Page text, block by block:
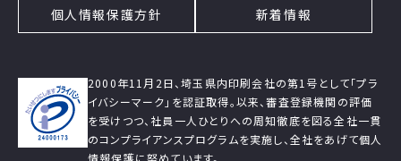
個人情報保護方針
新着情報
2000年11月2日、埼玉県内印刷会社の第1号として「プラ
イバシーマーク」を認証取得。以来、審査登録機関の評価
を受けつつ、社員一人ひとりへの周知徹底を図る全社一貫
のコンプライアンスプログラムを実施し、全社をあげて個人
情報保護に努めています。